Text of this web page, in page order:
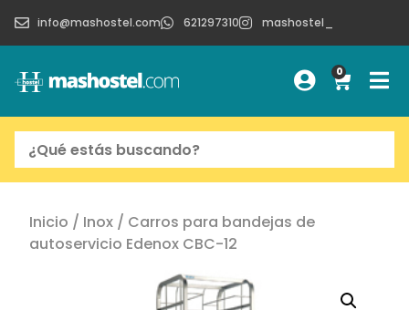
info@mashostel.com 621297310 mashostel_
0
Inicio / Inox / Carros para bandejas de
autoservicio Edenox CBC-12